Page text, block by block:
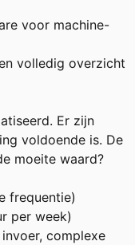
voor machine-
volledig overzicht
Er zijn
voldoende is. De
moeite waard?
frequentie)
per week)
complexe